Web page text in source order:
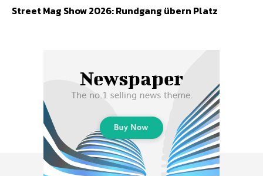
Street Mag Show 2026: Rundgang übern Platz